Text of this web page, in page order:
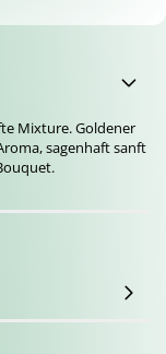
Mixture. Goldener
sagenhaft sanft